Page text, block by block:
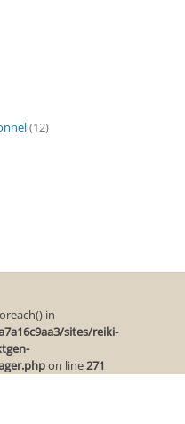
(12)
in
sites/reiki-
on line271